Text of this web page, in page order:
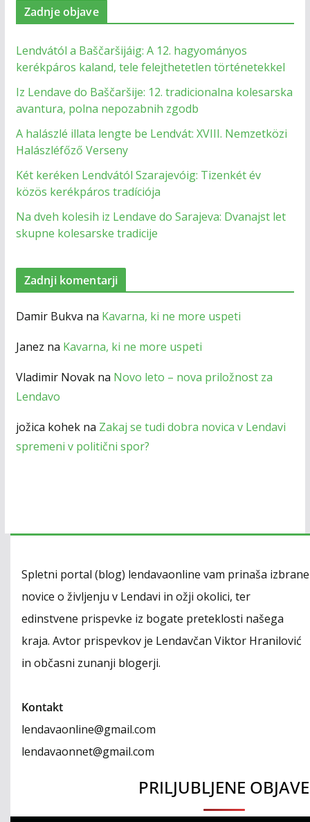
Zadnje objave
Lendvától a Baščaršijáig: A 12. hagyományos
kerékpáros kaland, tele felejthetetlen történetekkel
Iz Lendave do Baščaršije: 12. tradicionalna kolesarska
avantura, polna nepozabnih zgodb
A halászlé illata lengte be Lendvát: XVIII. Nemzetközi
Halászléfőző Verseny
Két keréken Lendvától Szarajevóig: Tizenkét év
közös kerékpáros tradíciója
Na dveh kolesih iz Lendave do Sarajeva: Dvanajst let
skupne kolesarske tradicije
Zadnji komentarji
Damir Bukva na Kavarna, ki ne more uspeti
Janez na Kavarna, ki ne more uspeti
Vladimir Novakna Novo leto – nova priložnost za
Lendavo
jožica kohekna Zakaj se tudi dobra novica v Lendavi
spremeni v politični spor?
Spletni portal (blog) lendavaonline vam prinaša izbrane
novice o življenju v Lendavi in ožji okolici, ter
edinstvene prispevke iz bogate preteklosti našega
kraja. Avtor prispevkov je Lendavčan Viktor Hranilović
in občasni zunanji blogerji.
Kontakt
lendavaonline@gmail.com
lendavaonnet@gmail.com
PRILJUBLJENE OBJAVE